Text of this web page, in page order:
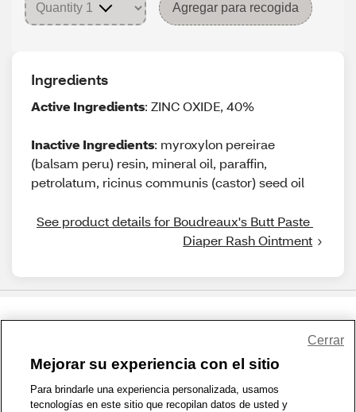
Agregar para recogida
Ingredients
Active Ingredients: ZINC OXIDE, 40%
Inactive Ingredients: myroxylon pereirae
(balsam peru) resin, mineral oil, paraffin,
petrolatum, ricinus communis (castor) seed oil
See product details for Boudreaux's Butt Paste
Diaper Rash Ointment
1-800-679-9691 | Contáctenos | Términos de Uso | Accesibilidad
Política de Privacidad | WA Privacy Policy | Mapa del sitio
Mejorar su experiencia con el sitio
Para brindarle una experiencia personalizada, usamos
tecnologías en este sitio que recopilan datos de usted y
Cerrar